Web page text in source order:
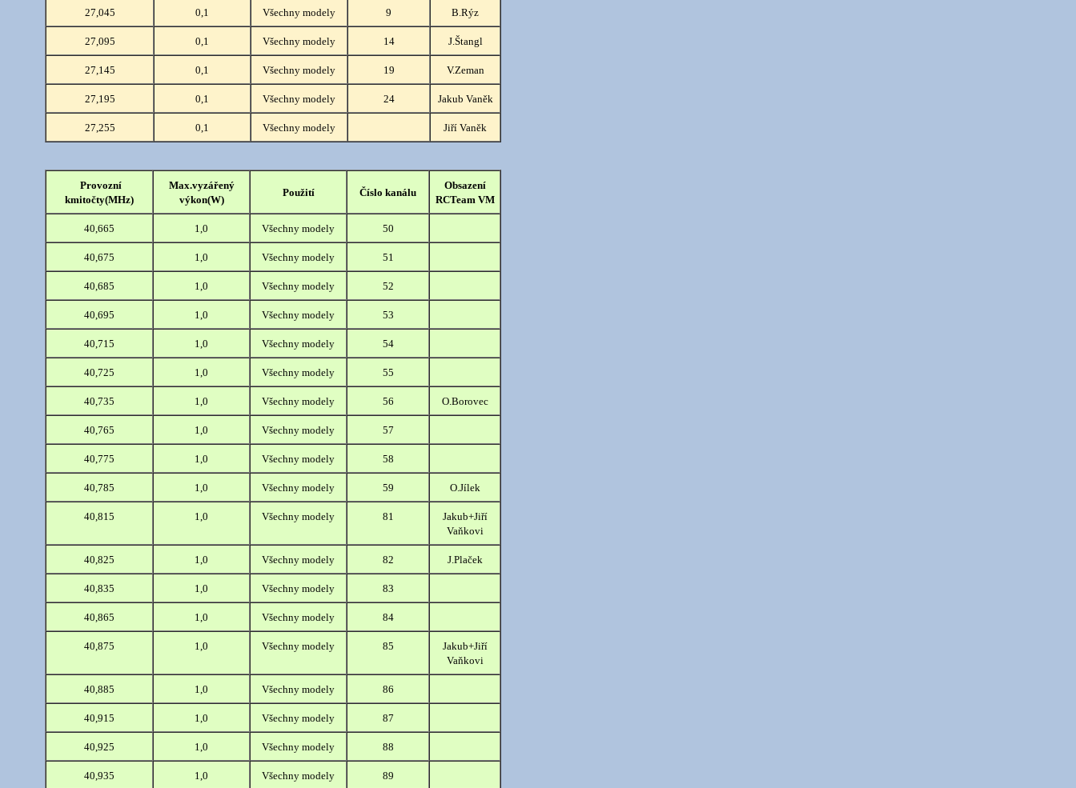
27,045 0,1 Všechny modely 9 B.Rýz
27,095 0,1 Všechny modely 14 J.Štangl
27,145 0,1 Všechny modely 19 V.Zeman
27,195 0,1 Všechny modely 24 Jakub Vaněk
27,255 0,1 Všechny modely Jiří Vaněk
Provozní
kmitočty(MHz)
Max.vyzářený
výkon(W)
Použití Číslo kanálu
Obsazení
RCTeam VM
40,665 1,0 Všechny modely 50
40,675 1,0 Všechny modely 51
40,685 1,0 Všechny modely 52
40,695 1,0 Všechny modely 53
40,715 1,0 Všechny modely 54
40,725 1,0 Všechny modely 55
40,735 1,0 Všechny modely 56 O.Borovec
40,765 1,0 Všechny modely 57
40,775 1,0 Všechny modely 58
40,785 1,0 Všechny modely 59 O.Jílek
40,815 1,0 Všechny modely 81
Jakub+Jiří
Vaňkovi
40,825 1,0 Všechny modely 82 J.Plaček
40,835 1,0 Všechny modely 83
40,865 1,0 Všechny modely 84
40,875 1,0 Všechny modely 85
Jakub+Jiří
Vaňkovi
40,885 1,0 Všechny modely 86
40,915 1,0 Všechny modely 87
40,925 1,0 Všechny modely 88
40,935 1,0 Všechny modely 89